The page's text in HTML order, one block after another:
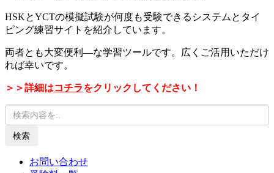
HSKとYCTの模擬試験が何度も受験できるシステムとタイ
ピング練習サイトを紹介しています。
両者とも大変便利―な学習ツールです。広くご活用いただけ
れば幸いです。
＞＞詳細はコチラをクリックしてください！
検索
お問い合わせ